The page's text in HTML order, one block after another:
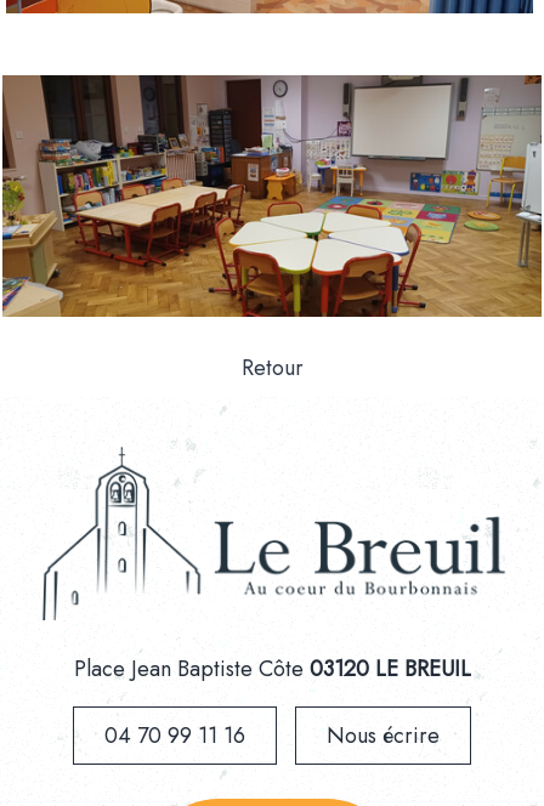
Retour
Place Jean Baptiste Côte 03120 LE BREUIL
04 70 99 11 16 Nous écrire